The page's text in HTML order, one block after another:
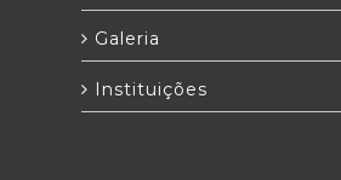
Galeria
Instituições